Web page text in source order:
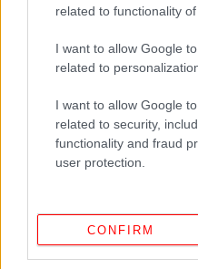
related to functionality
I want to allow Google
related to
I want to allow Google
related to security,
functionality and fraud
user protection.
CONFIRM
ΔΕΙΤΕ ΕΠΙΣΗΣ